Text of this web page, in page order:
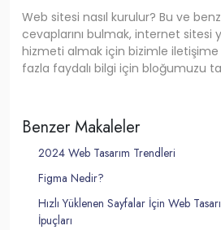
Web sitesi nasıl kurulur? Bu ve
cevaplarını bulmak, internet sitesi
hizmeti almak için bizimle iletişime
fazla faydalı bilgi için bloğumuzu
Benzer Makaleler
2024 Web Tasarım Trendleri
Figma Nedir?
Hızlı Yüklenen Sayfalar İçin Web
İpuçları